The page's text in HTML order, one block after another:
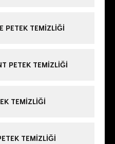
PETEK TEMIZLIĞI
PETEK TEMIZLIĞI
TEMIZLIĞI
TEMIZLIĞI